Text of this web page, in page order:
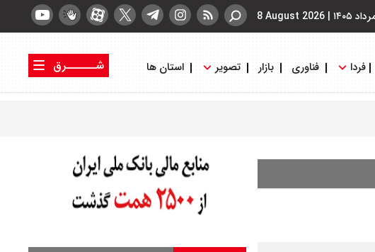
|
8 August 2026
فردا فناوری بازار تصویر استان ها
شــــــرق